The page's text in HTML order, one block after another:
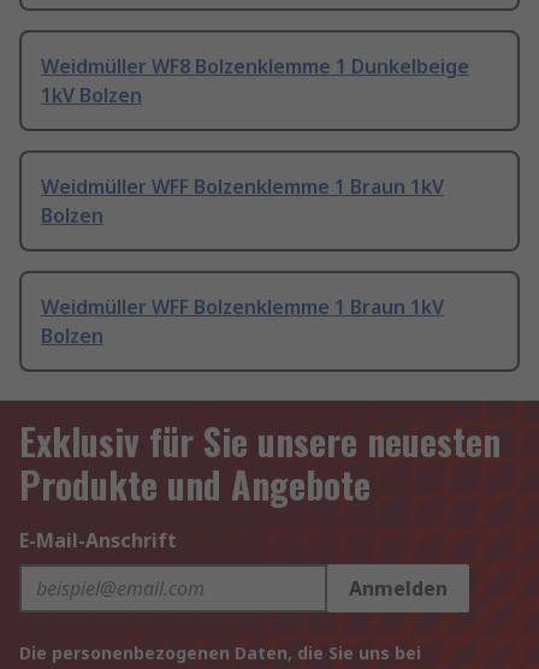
Weidmüller WF8 Bolzenklemme 1 Dunkelbeige
1kV Bolzen
Weidmüller WFF Bolzenklemme 1 Braun 1kV
Bolzen
Weidmüller WFF Bolzenklemme 1 Braun 1kV
Bolzen
Exklusiv für Sie unsere neuesten
Produkte und Angebote
E-Mail-Anschrift
Anmelden
Die personenbezogenen Daten, die Sie uns bei